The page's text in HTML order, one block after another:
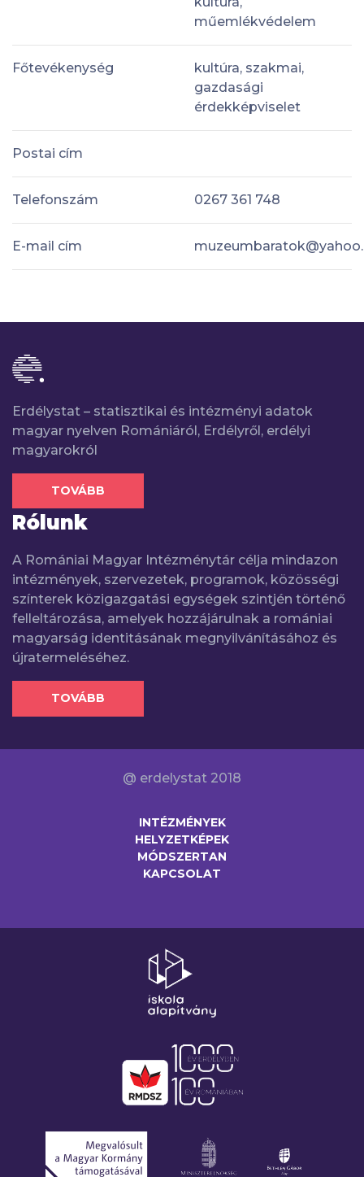
műemlékvédelem
Főtevékenység
kultúra, szakmai,
gazdasági
érdekképviselet
Postai cím
Telefonszám 0267 361 748
E-mail cím
Erdélystat – statisztikai és intézményi adatok
magyar nyelven Romániáról, Erdélyről, erdélyi
magyarokról
TOVÁBB
Rólunk
A Romániai Magyar Intézménytár célja mindazon
intézmények, szervezetek, programok, közösségi
színterek közigazgatási egységek szintjén történő
felleltározása, amelyek hozzájárulnak a romániai
magyarság identitásának megnyilvánításához és
újratermeléséhez.
TOVÁBB
@ erdelystat 2018
INTÉZMÉNYEK
HELYZETKÉPEK
MÓDSZERTAN
KAPCSOLAT